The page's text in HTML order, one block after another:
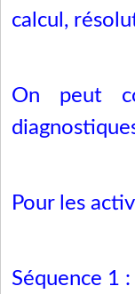
calcul,
On peut
Pour les
Séquence 1